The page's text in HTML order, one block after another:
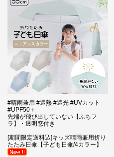
#晴雨兼用 #遮熱 #遮光 #UVカット
#UPF50＋
先端が飛び出していない【ふちフ
ラ】・透明窓付き
[期間限定送料込]キッズ晴雨兼用折り
たたみ日傘【子ども日傘/4カラー】